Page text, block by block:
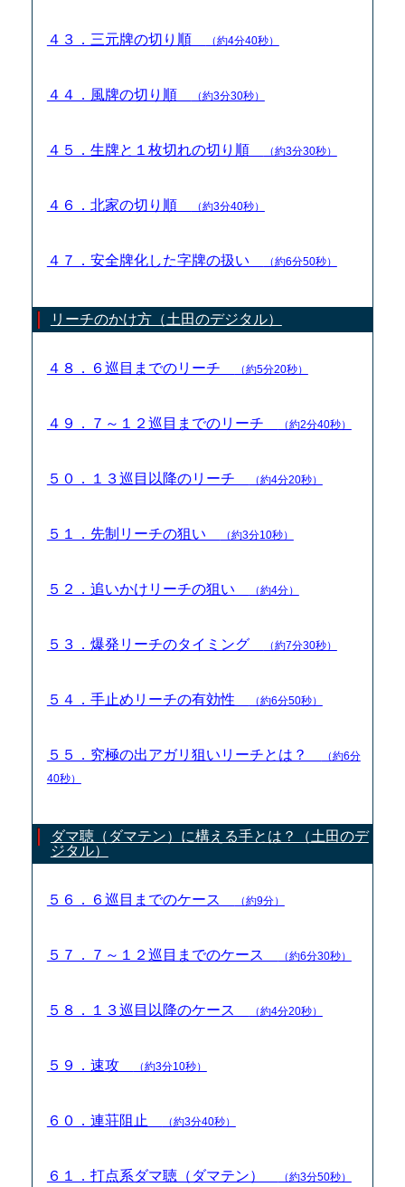
４３．三元牌の切り順 （約4分40秒）
４４．風牌の切り順 （約3分30秒）
４５．生牌と１枚切れの切り順 （約3分30秒）
４６．北家の切り順 （約3分40秒）
４７．安全牌化した字牌の扱い （約6分50秒）
リーチのかけ方（土田のデジタル）
４８．６巡目までのリーチ （約5分20秒）
４９．７～１２巡目までのリーチ （約2分40秒）
５０．１３巡目以降のリーチ （約4分20秒）
５１．先制リーチの狙い （約3分10秒）
５２．追いかけリーチの狙い （約4分）
５３．爆発リーチのタイミング （約7分30秒）
５４．手止めリーチの有効性 （約6分50秒）
５５．究極の出アガリ狙いリーチとは？
（約6分
40秒）
ダマ聴（ダマテン）に構える手とは？（土田のデ
ジタル）
５６．６巡目までのケース （約9分）
５７．７～１２巡目までのケース （約6分30秒）
５８．１３巡目以降のケース （約4分20秒）
５９．速攻 （約3分10秒）
６０．連荘阻止 （約3分40秒）
６１．打点系ダマ聴（ダマテン） （約3分50秒）